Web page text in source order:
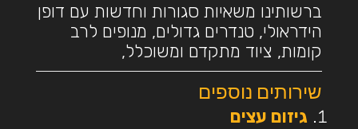
ברשותינו משאיות סגורות וחדשות עם דופן
הידראולי, טנדרים גדולים, מנופים לרב
קומות, ציוד מתקדם ומשוכלל,
שירותים נוספים
גיזום עצים